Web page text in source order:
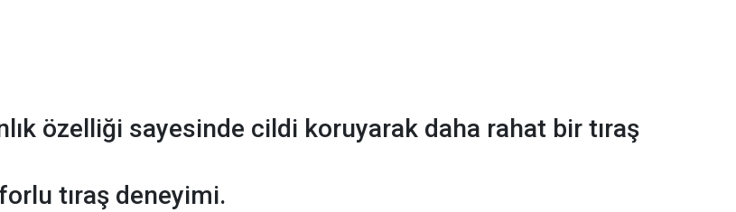
özelliği sayesinde cildi koruyarak daha rahat bir tıraş
tıraş deneyimi.